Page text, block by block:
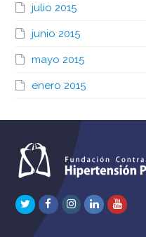
julio 2015
junio 2015
mayo 2015
enero 2015
TwitterFacebook
Instagram
LinkedIn